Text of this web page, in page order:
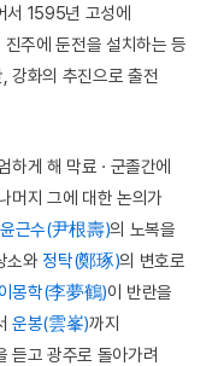
서 1595년 고성에
주에 둔전을 설치하는 등
강화의 추진으로 출전
하게 해 막료 · 군졸간에
머지 그에 대한 논의가
윤근수(尹根壽)의 노복을
소와 정탁(鄭琢)의 변호로
이몽학(李夢鶴)이 반란을
운봉(雲峯)까지
듣고 광주로 돌아가려